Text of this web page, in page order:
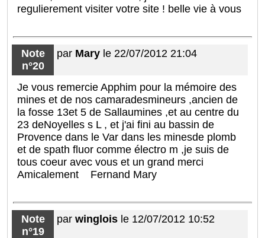
regulierement visiter votre site ! belle vie à vous
Note
n°20
par Mary le 22/07/2012 21:04
Je vous remercie Apphim pour la mémoire des
mines et de nos camaradesmineurs ,ancien de
la fosse 13et 5 de Sallaumines ,et au centre du
23 deNoyelles s L , et j'ai fini au bassin de
Provence dans le Var dans les minesde plomb
et de spath fluor comme électro m ,je suis de
tous coeur avec vous et un grand merci
Amicalement Fernand Mary
Note
n°19
parwinglois le 12/07/2012 10:52